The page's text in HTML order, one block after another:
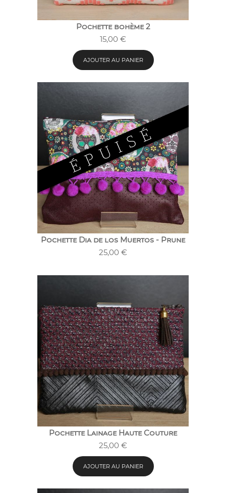
Pochette bohème 2
15,00 €
AJOUTER AU PANIER
Pochette Dia de los Muertos - Prune
25,00 €
Pochette Lainage Haute Couture
25,00 €
AJOUTER AU PANIER